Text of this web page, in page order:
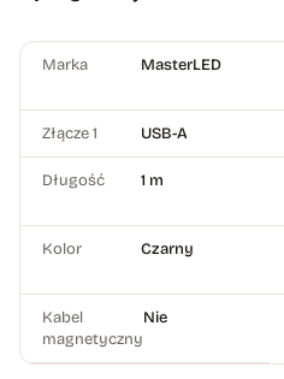
Marka MasterLED
Złącze 1 USB-A
Długość 1 m
Kolor Czarny
Kabel
magnetyczny
Nie